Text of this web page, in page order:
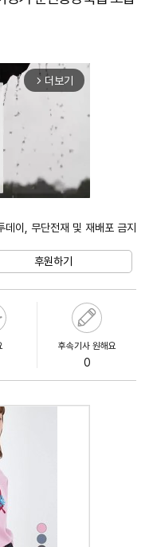
arrow_forward_ios 더보기
이, 무단전재 및 재배포 금지
후원하기
후속기사 원해요
0